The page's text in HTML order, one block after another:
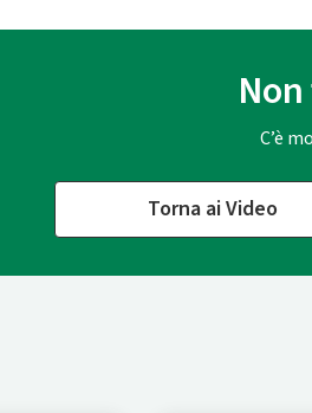
C’è
Torna ai Video